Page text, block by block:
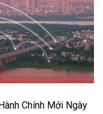
Chính Mới Ngày